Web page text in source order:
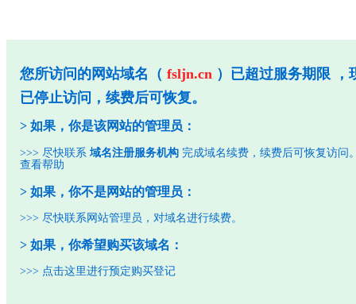
您所访问的网站域名（fsljn.cn ）已超过服务期限 ，
已停止访问，续费后可恢复。
> 如果，你是该网站的管理员：
>>> 尽快联系域名注册服务机构 完成域名续费，续费后可恢复访问
查看帮助
> 如果，你不是网站的管理员：
>>> 尽快联系网站管理员，对域名进行续费。
> 如果，你希望购买该域名：
>>> 点击这里进行预定购买登记